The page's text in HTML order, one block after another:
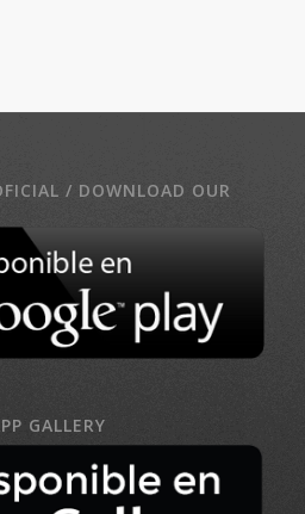
/ DOWNLOAD OUR
GALLERY